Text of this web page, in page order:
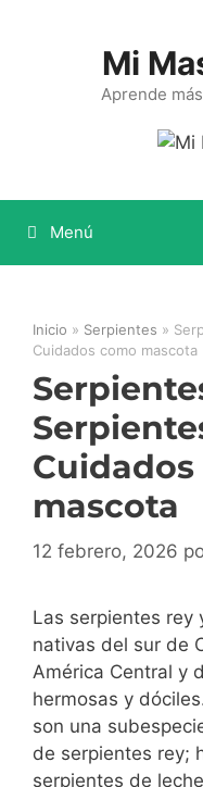
Mi
Aprende
Menú
Inicio » Serpientes »
Cuidados como mascota
mascota
12 febrero, 2026
Las serpientes rey
nativas del sur de
América Central y
hermosas y
son una
de serpientes rey;
serpientes de